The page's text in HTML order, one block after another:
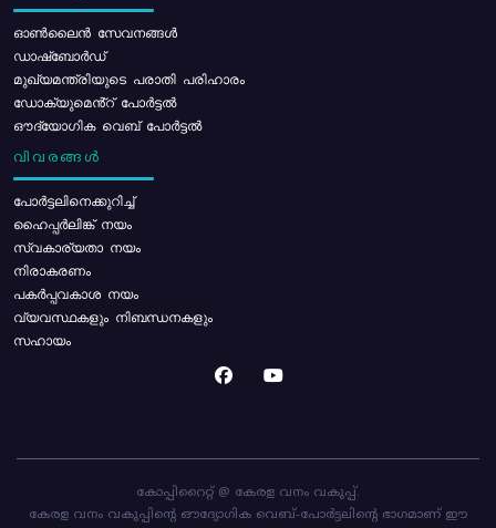
ഓൺലൈൻ സേവനങ്ങൾ
ഡാഷ്ബോർഡ്
മുഖ്യമന്ത്രിയുടെ പരാതി പരിഹാരം
ഡോക്യുമെൻ്റ് പോർട്ടൽ
ഔദ്യോഗിക വെബ് പോർട്ടൽ
വിവരങ്ങൾ
പോര്‍ട്ടലിനെക്കുറിച്ച്
ഹൈപ്പർലിങ്ക് നയം
സ്വകാര്യതാ നയം
നിരാകരണം
പകർപ്പവകാശ നയം
വ്യവസ്ഥകളും നിബന്ധനകളും
സഹായം
കോപ്പിറൈറ്റ് @ കേരള വനം വകുപ്പ്.
കേരള വനം വകുപ്പിന്റെ ഔദ്യോഗിക വെബ്-പോർട്ടലിന്റെ ഭാഗമാണ് ഈ